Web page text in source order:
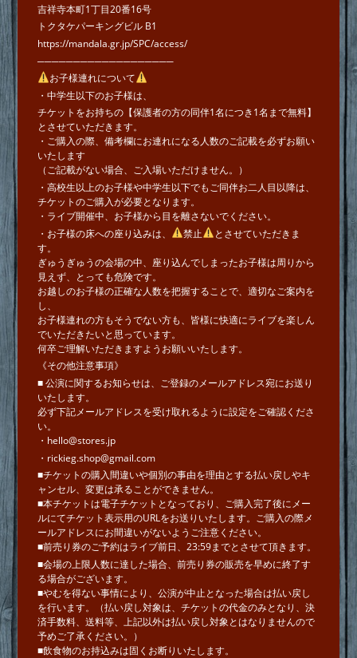
吉祥寺本町1丁目20番16号
トクタケパーキングビル B1
https://mandala.gr.jp/SPC/access/
───────────────────
お子様連れについて
・中学生以下のお子様は、
チケットをお持ちの【保護者の方の同伴1名につき1名まで無料】
とさせていただきます。
・ご購入の際、備考欄にお連れになる人数のご記載を必ずお願い
いたします
（ご記載がない場合、ご入場いただけません。）
・高校生以上のお子様や中学生以下でもご同伴お二人目以降は、
チケットのご購入が必要となります。
・ライブ開催中、お子様から目を離さないでください。
・お子様の床への座り込みは、
禁止
とさせていただきま
す。
ぎゅうぎゅうの会場の中、座り込んでしまったお子様は周りから
見えず、とっても危険です。
お越しのお子様の正確な人数を把握することで、適切なご案内を
し、
お子様連れの方もそうでない方も、皆様に快適にライブを楽しん
でいただきたいと思っています。
何卒ご理解いただきますようお願いいたします。
《その他注意事項》
■ 公演に関するお知らせは、ご登録のメールアドレス宛にお送り
いたします。
必ず下記メールアドレスを受け取れるように設定をご確認くださ
い。
・hello@stores.jp
・rickieg.shop@gmail.com
■チケットの購入間違いや個別の事由を理由とする払い戻しやキ
ャンセル、変更は承ることができません。
■本チケットは電子チケットとなっており、ご購入完了後にメー
ルにてチケット表示用のURLをお送りいたします。ご購入の際メ
ールアドレスにお間違いがないようご注意ください。
■前売り券のご予約はライブ前日、23:59までとさせて頂きます。
■会場の上限人数に達した場合、前売り券の販売を早めに終了す
る場合がございます。
■やむを得ない事情により、公演が中止となった場合は払い戻し
を行います。（払い戻し対象は、チケットの代金のみとなり、決
済手数料、送料等、上記以外は払い戻し対象とはなりませんので
予めご了承ください。）
■飲食物のお持込みは固くお断りいたします。